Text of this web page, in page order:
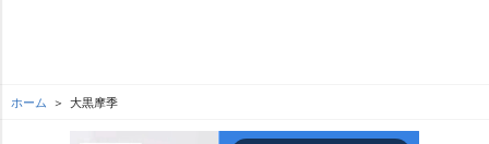
ホーム 大黒摩季